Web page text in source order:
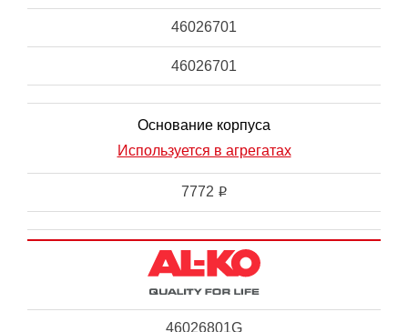
46026701
46026701
Основание корпуса
Используется в агрегатах
7772 i
46026801G